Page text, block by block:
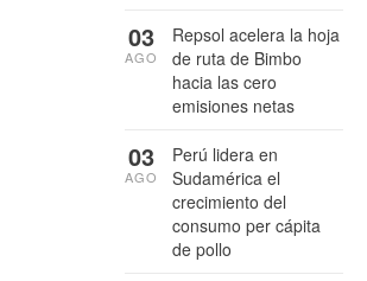
Repsol acelera la hoja
de ruta de Bimbo
hacia las cero
emisiones netas
03
AGO
Perú lidera en
Sudamérica el
crecimiento del
consumo per cápita
de pollo
03
AGO